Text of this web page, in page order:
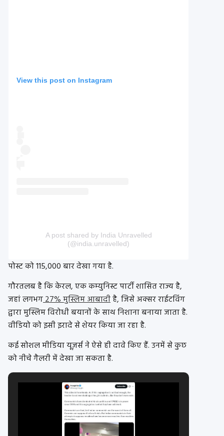
View this post on Instagram
A post shared by India Unravelled
(@india.unravelled)
पोस्ट को 115,000 बार देखा गया है.
गौरतलब है कि केरल, एक कम्युनिस्ट पार्टी शासित राज्य है,
जहां लगभग27% मुस्लिम आबादीहै, जिसे अक्सर राईटविंग
द्वारा मुस्लिम विरोधी बयानों के साथ निशाना बनाया जाता है.
वीडियो को इसी इरादे से शेयर किया जा रहा है.
कई सोशल मीडिया यूज़र्स ने ऐसे ही दावे किए हैं. उनमें से कुछ
को नीचे गैलरी में देखा जा सकता है.